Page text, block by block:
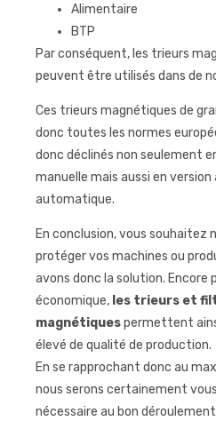
Alimentaire
BTP
Par conséquent, les trieurs
peuvent être utilisés dans de
Ces trieurs magnétiques de
donc toutes les normes
donc déclinés non seulement
manuelle mais aussi en
automatique.
En conclusion, vous souhaitez
protéger vos machines ou
avons donc la solution. Encore
économique, les trieurs et
magnétiquespermettent
élevé de qualité de production.
En se rapprochant donc au
nous serons certainement
nécessaire au bon